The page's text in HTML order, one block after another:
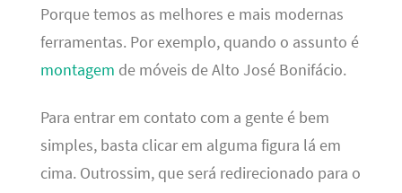
Porque temos as melhores e mais modernas
ferramentas. Por exemplo, quando o assunto é
montagem de móveis de Alto José Bonifácio.
Para entrar em contato com a gente é bem
simples, basta clicar em alguma figura lá em
cima. Outrossim, que será redirecionado para o